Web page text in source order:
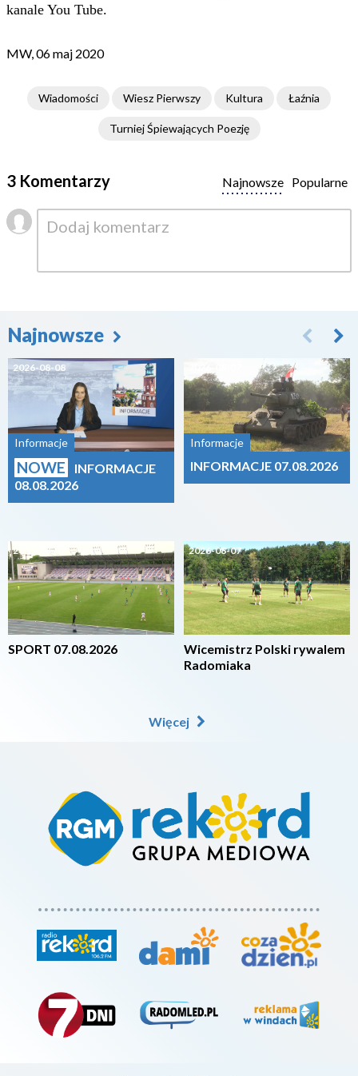
kanale You Tube.
MW, 06 maj 2020
Wiadomości Wiesz Pierwszy Kultura Łaźnia
Turniej Śpiewających Poezję
3 Komentarzy Popularne
Najnowsze
Najnowsze
2026-08-08
Informacje
NOWE
INFORMACJE
08.08.2026
2026-08-07
SPORT 07.08.2026
Informacje
INFORMACJE 07.08.2026
2026-08-07
Wicemistrz Polski rywalem
Radomiaka
Więcej